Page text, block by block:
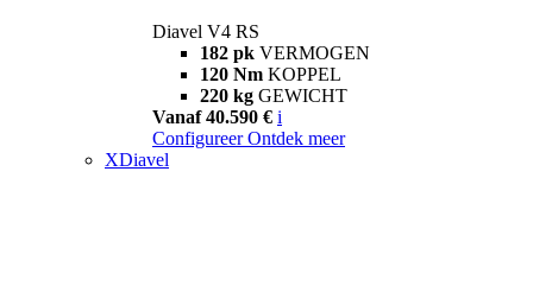
Diavel V4 RS
182 pk VERMOGEN
120 Nm KOPPEL
220 kg GEWICHT
Vanaf 40.590 € i
Configureer Ontdek meer
XDiavel